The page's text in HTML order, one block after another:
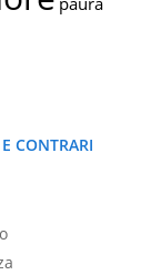
CONTRARI